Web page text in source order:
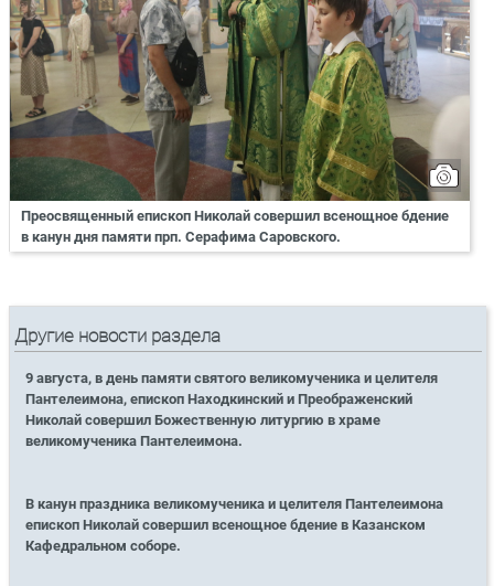
Преосвященный епископ Николай совершил всенощное бдение
в канун дня памяти прп. Серафима Саровского.
Другие новости раздела
9 августа, в день памяти святого великомученика и целителя
Пантелеимона, епископ Находкинский и Преображенский
Николай совершил Божественную литургию в храме
великомученика Пантелеимона.
В канун праздника великомученика и целителя Пантелеимона
епископ Николай совершил всенощное бдение в Казанском
Кафедральном соборе.